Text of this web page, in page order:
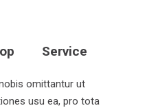
Service
omittantur ut
usu ea, pro tota